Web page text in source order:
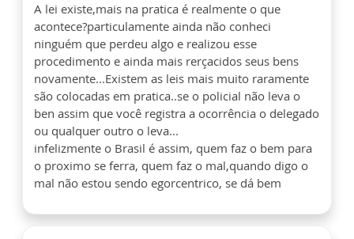
A lei existe,mais na pratica é realmente o que
acontece?particulamente ainda não conheci
ninguém que perdeu algo e realizou esse
procedimento e ainda mais rerçacidos seus bens
novamente...Existem as leis mais muito raramente
são colocadas em pratica..se o policial não leva o
ben assim que você registra a ocorrência o delegado
ou qualquer outro o leva...
infelizmente o Brasil é assim, quem faz o bem para
o proximo se ferra, quem faz o mal,quando digo o
mal não estou sendo egorcentrico, se dá bem